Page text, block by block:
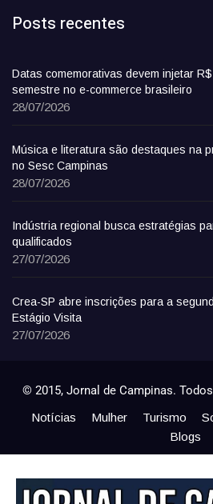
Posts recentes
Datas comemorativas devem injetar
semestre no e-commerce brasileiro
28/07/2026
Música e literatura são destaques na
no Sesc Campinas
28/07/2026
Indústria regional busca estratégias
qualificados
27/07/2026
Crea-SP abre inscrições para a
Estágio Visita
27/07/2026
© 2015, Jornal de Campinas.
Notícias Mulher Turismo
Blogs